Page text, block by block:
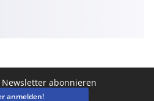
Newsletter abonnieren
anmelden!